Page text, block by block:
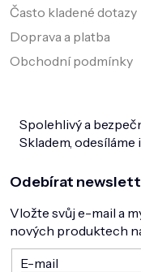
Často kladené dotazy
Doprava a platba
Obchodní podmínky
Spolehlivý a
Skladem, odesíláme
Odebírat
Vložte svůj e-mail a
nových produktech
E-mail